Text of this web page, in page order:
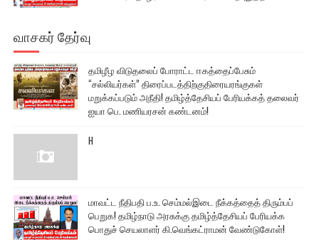
வாசகர் தேர்வு
தமிழீழ விடுதலைப் போராட்ட ஈகத்தைப்பேசும்
“சல்லியர்கள்” திரைப்படத்திற்குதிரையரங்குகள்
மறுக்கப்படும் அநீதி! தமிழ்த்தேசியப் பேரியக்கத் தலைவர்
ஐயா பெ. மணியரசன் கண்டனம்!
H
மாவட்ட நீதிபதி ப.உ. செம்மல்இடை நீக்கத்தைத் திரும்பப்
பெறுக! தமிழ்நாடு அரசுக்கு தமிழ்த்தேசியப் பேரியக்க
பொதுச் செயலாளர் கி.வெங்கட்ராமன் வேண்டுகோள்!